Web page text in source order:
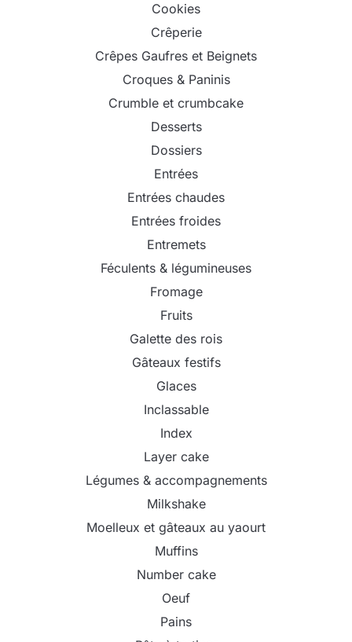
Cookies
Crêperie
Crêpes Gaufres et Beignets
Croques & Paninis
Crumble et crumbcake
Desserts
Dossiers
Entrées
Entrées chaudes
Entrées froides
Entremets
Féculents & légumineuses
Fromage
Fruits
Galette des rois
Gâteaux festifs
Glaces
Inclassable
Index
Layer cake
Légumes & accompagnements
Milkshake
Moelleux et gâteaux au yaourt
Muffins
Number cake
Oeuf
Pains